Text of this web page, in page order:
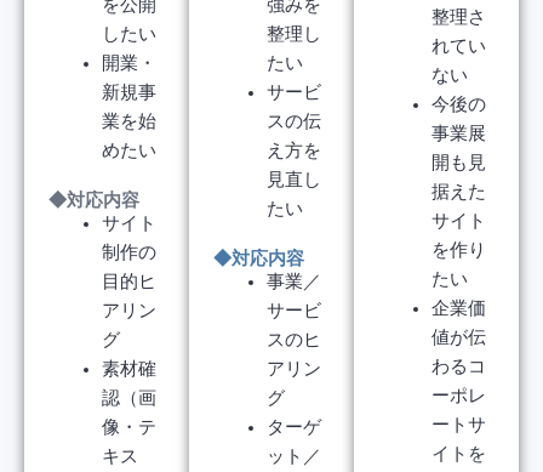
を公開
したい
開業・
新規事
業を始
めたい
◆対応内容
サイト
制作の
目的ヒ
アリン
グ
素材確
認（画
像・テ
キス
強みを
整理し
たい
サービ
スの伝
え方を
見直し
たい
◆対応内容
事業／
サービ
スのヒ
アリン
グ
ターゲ
ット／
整理さ
れてい
ない
今後の
事業展
開も見
据えた
サイト
を作り
たい
企業価
値が伝
わるコ
ーポレ
ートサ
イトを